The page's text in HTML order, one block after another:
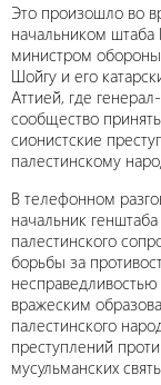
Это произошло во
начальником
министром
Шойгу и его
Аттией, где
сообщество
сионистские
палестинскому
В телефонном
начальник
палестинского
борьбы за
вражеским
палестинского
преступлений
мусульманских